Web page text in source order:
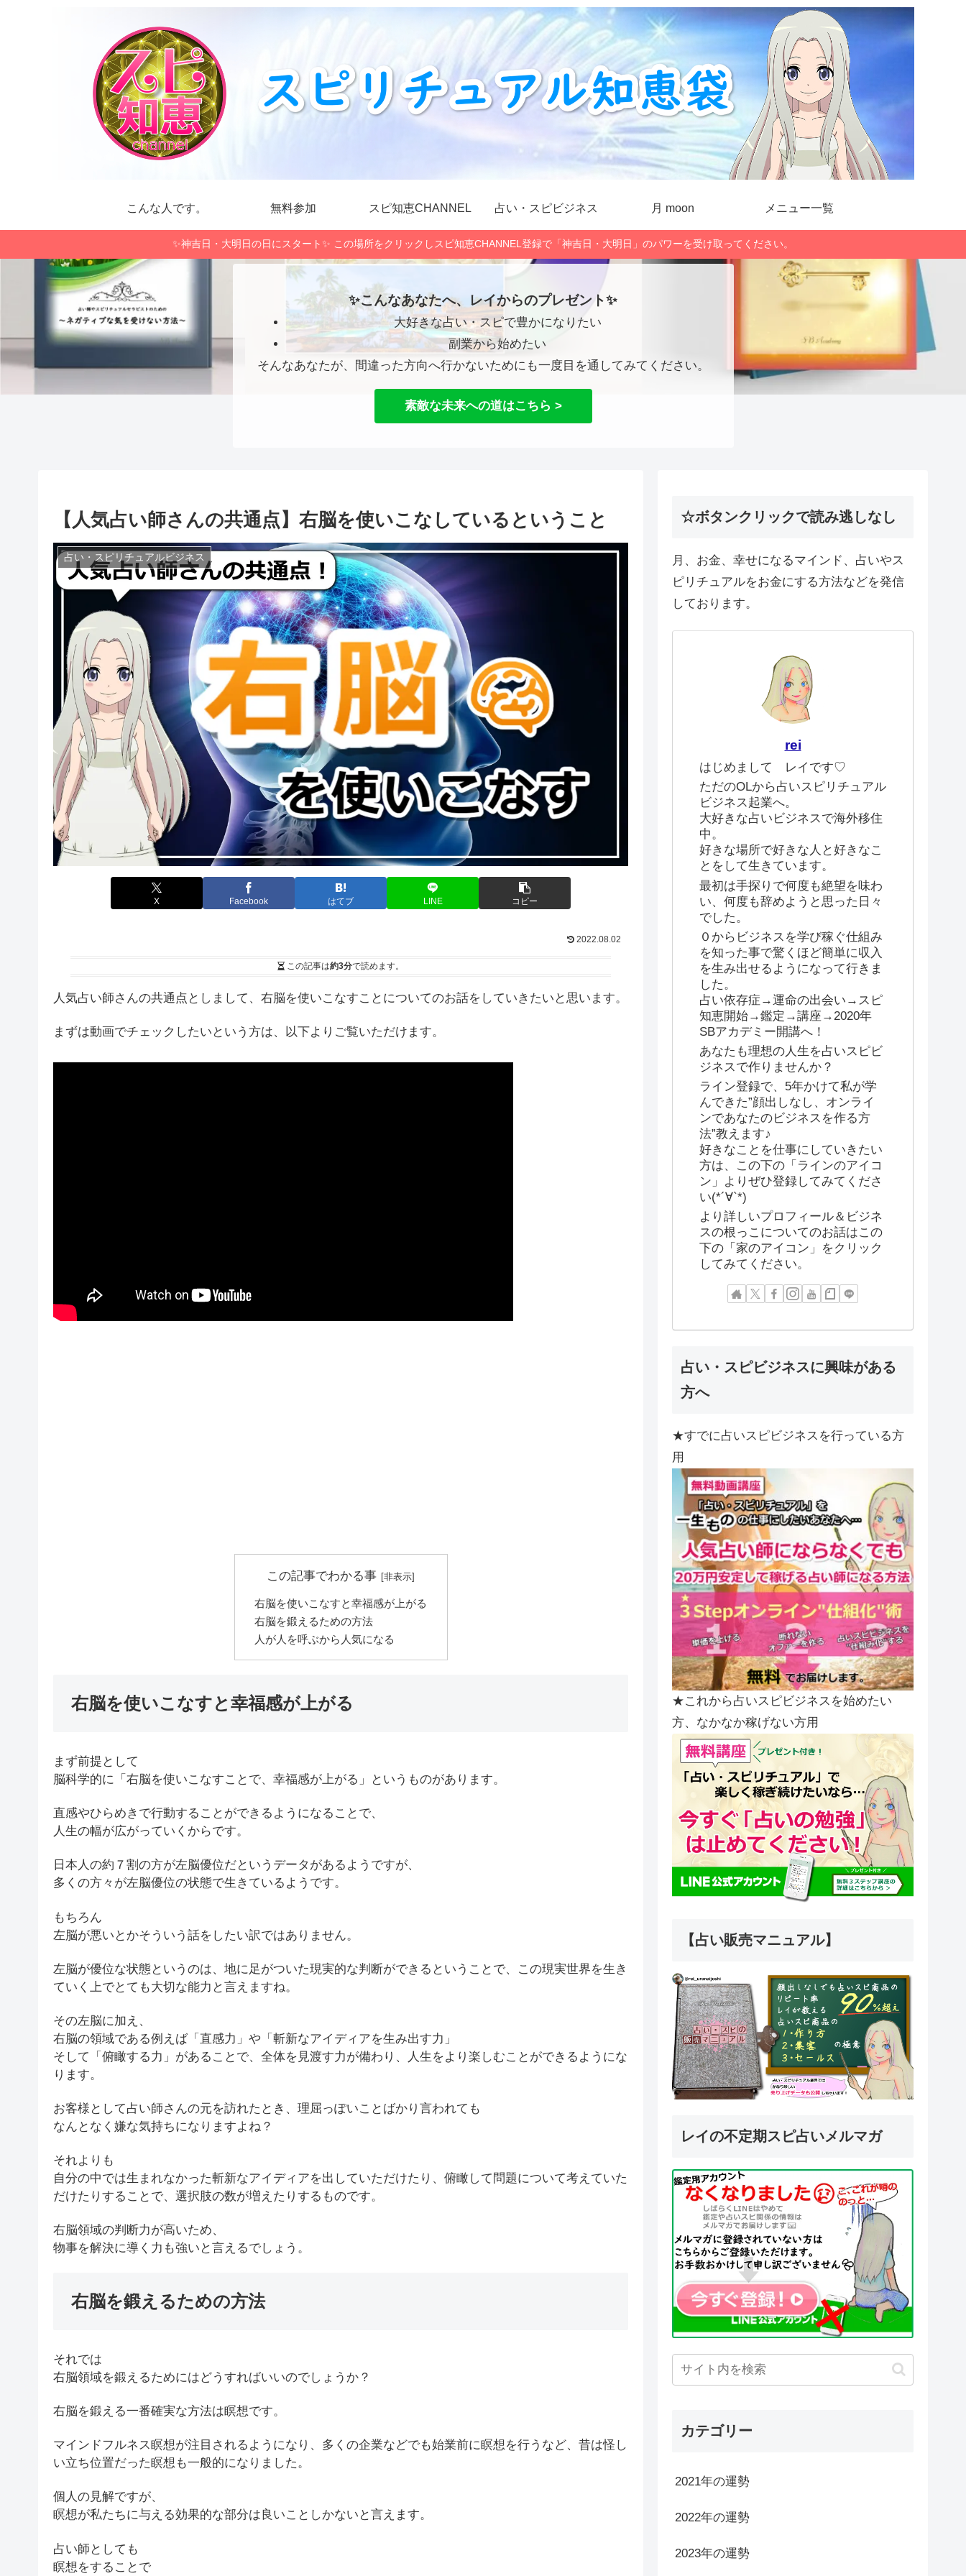
こんな人です。 無料参加 スピ知恵CHANNEL 占い・スピビジネス 月 moon メニュー一覧
✨神吉日・大明日の日にスタート✨ この場所をクリックしスピ知恵CHANNEL登録で「神吉日・大明日」のパワーを受け取ってください。
✨こんなあなたへ、レイからのプレゼント✨
大好きな占い・スピで豊かになりたい
副業から始めたい
そんなあなたが、間違った方向へ行かないためにも一度目を通してみてください。
素敵な未来への道はこちら >
【人気占い師さんの共通点】右脳を使いこなしているということ
占い・スピリチュアルビジネス
X Facebook はてブ LINE コピー
2022.08.02
この記事は約3分で読めます。
人気占い師さんの共通点としまして、右脳を使いこなすことについてのお話をしていきたいと思います。
まずは動画でチェックしたいという方は、以下よりご覧いただけます。
この記事でわかる事
右脳を使いこなすと幸福感が上がる
右脳を鍛えるための方法
人が人を呼ぶから人気になる
右脳を使いこなすと幸福感が上がる
まず前提として
脳科学的に「右脳を使いこなすことで、幸福感が上がる」というものがあります。
直感やひらめきで行動することができるようになることで、
人生の幅が広がっていくからです。
日本人の約７割の方が左脳優位だというデータがあるようですが、
多くの方々が左脳優位の状態で生きているようです。
もちろん
左脳が悪いとかそういう話をしたい訳ではありません。
左脳が優位な状態というのは、地に足がついた現実的な判断ができるということで、この現実世界を生き
ていく上でとても大切な能力と言えますね。
その左脳に加え、
右脳の領域である例えば「直感力」や「斬新なアイディアを生み出す力」
そして「俯瞰する力」があることで、全体を見渡す力が備わり、人生をより楽しむことができるようにな
ります。
お客様として占い師さんの元を訪れたとき、理屈っぽいことばかり言われても
なんとなく嫌な気持ちになりますよね？
それよりも
自分の中では生まれなかった斬新なアイディアを出していただけたり、俯瞰して問題について考えていた
だけたりすることで、選択肢の数が増えたりするものです。
右脳領域の判断力が高いため、
物事を解決に導く力も強いと言えるでしょう。
右脳を鍛えるための方法
それでは
右脳領域を鍛えるためにはどうすればいいのでしょうか？
右脳を鍛える一番確実な方法は瞑想です。
マインドフルネス瞑想が注目されるようになり、多くの企業などでも始業前に瞑想を行うなど、昔は怪し
い立ち位置だった瞑想も一般的になりました。
個人の見解ですが、
瞑想が私たちに与える効果的な部分は良いことしかないと言えます。
占い師としても
瞑想をすることで
☆ボタンクリックで読み逃しなし
月、お金、幸せになるマインド、占いやス
ピリチュアルをお金にする方法などを発信
しております。
rei
はじめまして レイです♡
ただのOLから占いスピリチュアル
ビジネス起業へ。
大好きな占いビジネスで海外移住
中。
好きな場所で好きな人と好きなこ
とをして生きています。
最初は手探りで何度も絶望を味わ
い、何度も辞めようと思った日々
でした。
０からビジネスを学び稼ぐ仕組み
を知った事で驚くほど簡単に収入
を生み出せるようになって行きま
した。
占い依存症→運命の出会い→スピ
知恵開始→鑑定→講座→2020年
SBアカデミー開講へ！
あなたも理想の人生を占いスピビ
ジネスで作りませんか？
ライン登録で、5年かけて私が学
んできた”顔出しなし、オンライ
ンであなたのビジネスを作る方
法”教えます♪
好きなことを仕事にしていきたい
方は、この下の「ラインのアイコ
ン」よりぜひ登録してみてくださ
い(*´∀`*)
より詳しいプロフィール＆ビジネ
スの根っこについてのお話はこの
下の「家のアイコン」をクリック
してみてください。
占い・スピビジネスに興味がある
方へ
★すでに占いスピビジネスを行っている方
用
★これから占いスピビジネスを始めたい
方、なかなか稼げない方用
【占い販売マニュアル】
レイの不定期スピ占いメルマガ
カテゴリー
2021年の運勢
2022年の運勢
2023年の運勢